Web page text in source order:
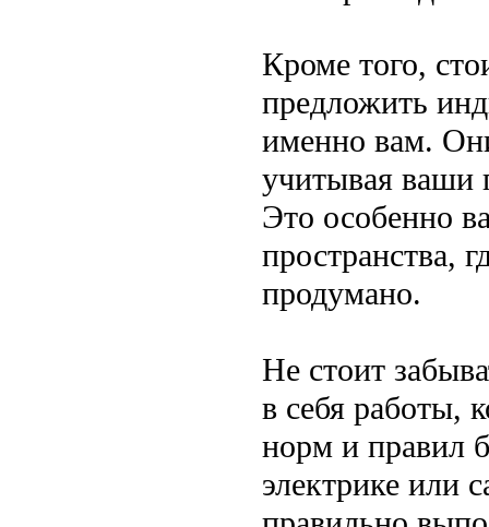
Кроме того,
предложить
именно вам.
учитывая ваши
Это особенно
пространства,
продумано.
Не стоит
в себя работы,
норм и правил
электрике или